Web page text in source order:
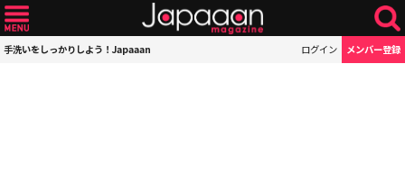
手洗いをしっかりしよう！Japaaan ログイン メンバー登録